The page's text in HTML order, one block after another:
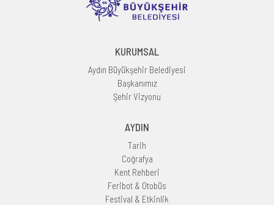
KURUMSAL
Aydın Büyükşehir Belediyesi
Başkanımız
Şehir Vizyonu
AYDIN
Tarih
Coğrafya
Kent Rehberi
Feribot & Otobüs
Festival & Etkinlik